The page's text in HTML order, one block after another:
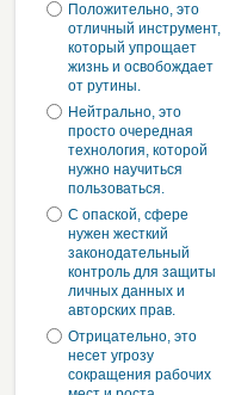
Положительно, это
отличный инструмент,
который упрощает
жизнь и освобождает
от рутины.
Нейтрально, это
просто очередная
технология, которой
нужно научиться
пользоваться.
С опаской, сфере
нужен жесткий
законодательный
контроль для защиты
личных данных и
авторских прав.
Отрицательно, это
несет угрозу
сокращения рабочих